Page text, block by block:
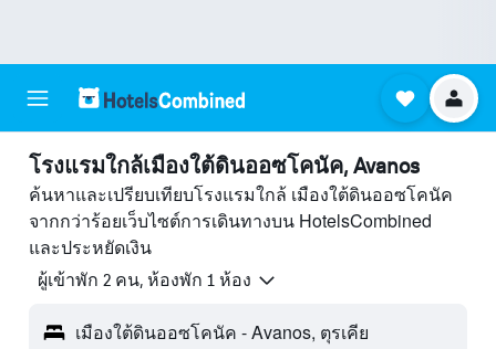
โรงแรมใกล้เมืองใต้ดินออซโคนัค, Avanos
ค้นหาและเปรียบเทียบโรงแรมใกล้ เมืองใต้ดินออซโคนัค
จากกว่าร้อยเว็บไซต์การเดินทางบน HotelsCombined
และประหยัดเงิน
ผู้เข้าพัก 2 คน, ห้องพัก 1 ห้อง
เมืองใต้ดินออซโคนัค - Avanos, ตุรเคีย